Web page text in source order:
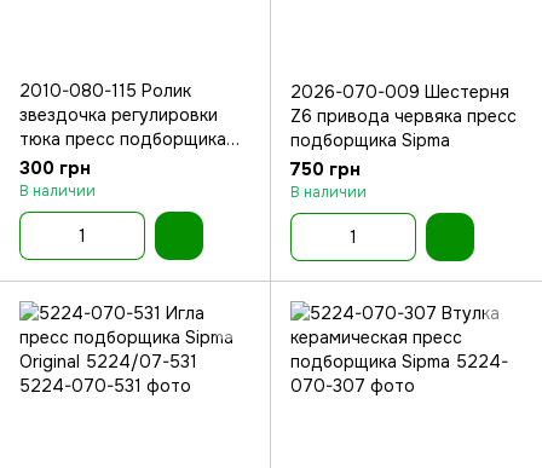
2010-080-115 Ролик
звездочка регулировки
тюка пресс подборщика
Sipma
300 грн
В наличии
2026-070-009 Шестерня
Z6 привода червяка пресс
подборщика Sipma
750 грн
В наличии